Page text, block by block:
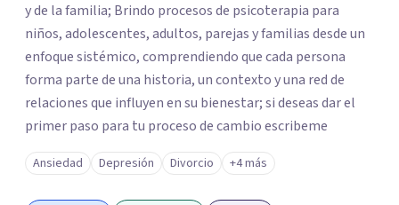
y de la familia; Brindo procesos de psicoterapia para
niños, adolescentes, adultos, parejas y familias desde un
enfoque sistémico, comprendiendo que cada persona
forma parte de una historia, un contexto y una red de
relaciones que influyen en su bienestar; si deseas dar el
primer paso para tu proceso de cambio escribeme
Ansiedad Depresión Divorcio +4 más